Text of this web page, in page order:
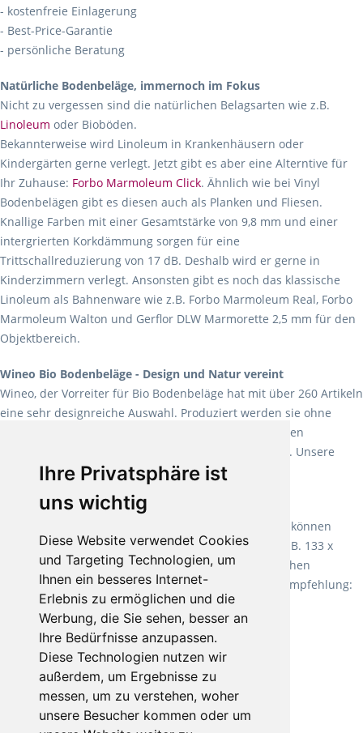
Ihre Privatsphäre ist
uns wichtig
Diese Website verwendet Cookies
und Targeting Technologien, um
Ihnen ein besseres Internet-
Erlebnis zu ermöglichen und die
Werbung, die Sie sehen, besser an
Ihre Bedürfnisse anzupassen.
Diese Technologien nutzen wir
außerdem, um Ergebnisse zu
messen, um zu verstehen, woher
unsere Besucher kommen oder um
- kostenfreie Einlagerung
- Best-Price-Garantie
- persönliche Beratung
Natürliche Bodenbeläge, immernoch im Fokus
Nicht zu vergessen sind die natürlichen Belagsarten wie z.B.
Linoleum oder Bioböden.
Bekannterweise wird Linoleum in Krankenhäusern oder
Kindergärten gerne verlegt. Jetzt gibt es aber eine Alterntive für
Ihr Zuhause: Forbo Marmoleum Click. Ähnlich wie bei Vinyl
Bodenbelägen gibt es diesen auch als Planken und Fliesen.
Knallige Farben mit einer Gesamtstärke von 9,8 mm und einer
intergrierten Korkdämmung sorgen für eine
Trittschallreduzierung von 17 dB. Deshalb wird er gerne in
Kinderzimmern verlegt. Ansonsten gibt es noch das klassische
Linoleum als Bahnenware wie z.B. Forbo Marmoleum Real, Forbo
Marmoleum Walton und Gerflor DLW Marmorette 2,5 mm für den
Objektbereich.
Wineo Bio Bodenbeläge - Design und Natur vereint
Wineo, der Vorreiter für Bio Bodenbeläge hat mit über 260 Artikeln
eine sehr designreiche Auswahl. Produziert werden sie ohne
Weichmacher und Lösungsmittel. Mit allen verfügbaren
Verlegearten ist er für jegliche Bauvorhaben attraktiv. Unsere
Empfehlung:Wineo 1000 Multi Layer XXL.
Teppiche für ein angenehmes Laufgefühl
machen es schon lange vor. Sie können
Teppich in Ihrem gewünschten Sondermaß kaufen, z.B. 133 x
60cm. Vor allem in Schlafzimmern aufgrund der weichen
Oberfläche ein sehr beliebter Zusatzboden. Unsere Empfehlung:
Fletco Fluffy und Fletco Hermelin